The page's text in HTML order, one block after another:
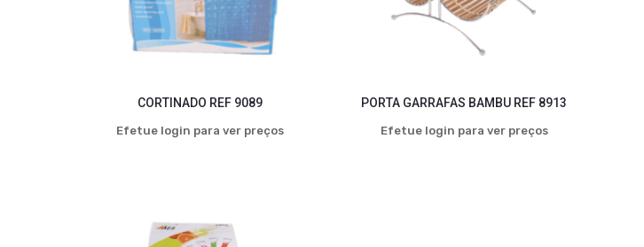
CORTINADO REF 9089
Efetue login para ver preços
PORTA GARRAFAS BAMBU REF 8913
Efetue login para ver preços